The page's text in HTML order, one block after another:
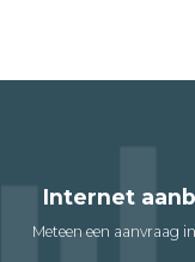
Internet
Meteen een aanvraag